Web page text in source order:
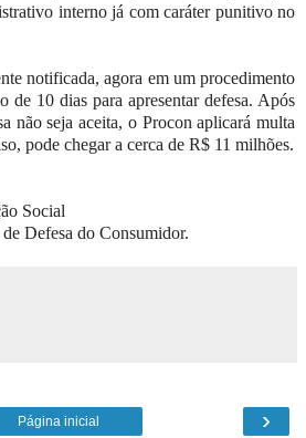
interno já com caráter punitivo no
notificada, agora em um procedimento
de 10 dias para apresentar defesa. Após
não seja aceita, o Procon aplicará multa
pode chegar a cerca de R$ 11 milhões.
Social
Defesa do Consumidor.
›
Página inicial